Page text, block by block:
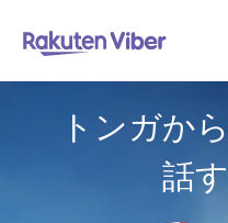
トンガか
話